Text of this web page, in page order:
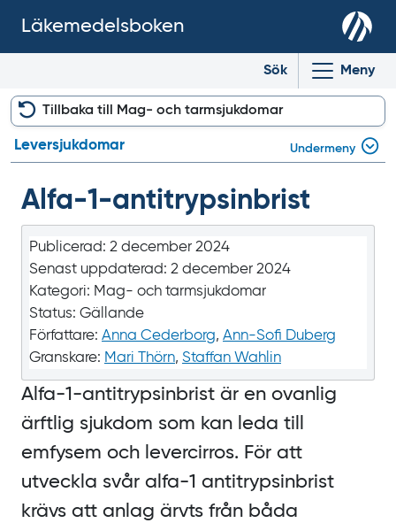
Läkemedelsboken
Sök Meny
Alfa-1-antitrypsinbrist
Publicerad: 2 december 2024
Senast uppdaterad: 2 december 2024
Kategori: Mag- och tarmsjukdomar
Status: Gällande
Författare: Anna Cederborg, Ann-Sofi Duberg
Granskare: Mari Thörn, Staffan Wahlin
Alfa-1-antitrypsinbrist är en ovanlig
ärftlig sjukdom som kan leda till
emfysem och levercirros. För att
utveckla svår alfa-1 antitrypsinbrist
krävs att anlag ärvts från båda
Tillbaka till Mag- och tarmsjukdomar
Leversjukdomar Undermeny